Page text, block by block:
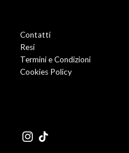
Contatti
Resi
Termini e Condizioni
Cookies Policy